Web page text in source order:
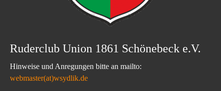
Ruderclub Union 1861 Schönebeck e.V.
Hinweise und Anregungen bitte an mailto:
webmaster(at)wsydlik.de